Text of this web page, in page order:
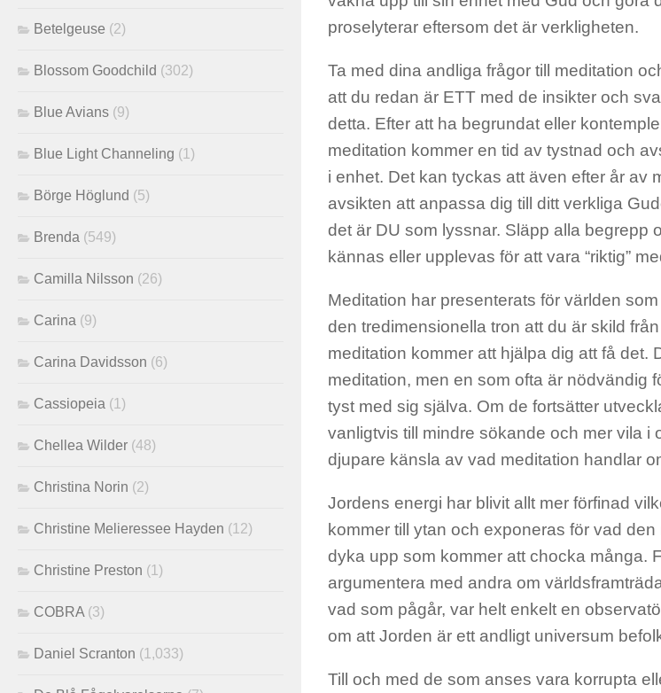
proselyterar eftersom det är verkligheten.
Ta med dina andliga frågor till meditation
att du redan är ETT med de insikter och
detta. Efter att ha begrundat eller
meditation kommer en tid av tystnad och
i enhet. Det kan tyckas att även efter år av
avsikten att anpassa dig till ditt verkliga
det är DU som lyssnar. Släpp alla begrepp
kännas eller upplevas för att vara “riktig”
Meditation har presenterats för världen
den tredimensionella tron att du är skild
meditation kommer att hjälpa dig att få det.
meditation, men en som ofta är nödvändig
tyst med sig själva. Om de fortsätter
vanligtvis till mindre sökande och mer vila i
djupare känsla av vad meditation handlar
Jordens energi har blivit allt mer förfinad
kommer till ytan och exponeras för vad
dyka upp som kommer att chocka många.
argumentera med andra om
vad som pågår, var helt enkelt en
om att Jorden är ett andligt universum
Till och med de som anses vara korrupta
Betelgeuse (2)
Blossom Goodchild (302)
Blue Avians (9)
Blue Light Channeling (1)
Börge Höglund (5)
Brenda (549)
Camilla Nilsson (26)
Carina (9)
Carina Davidsson (6)
Cassiopeia (1)
Chellea Wilder (48)
Christina Norin (2)
Christine Melieressee Hayden (12)
Christine Preston (1)
COBRA (3)
Daniel Scranton (1,033)